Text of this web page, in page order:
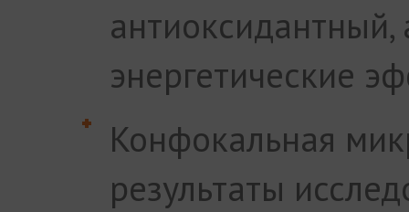
энергетические
Конфокальная
результаты